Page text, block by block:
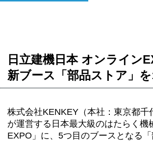
日立建機日本 オンライン
新ブース「部品ストア」を
株式会社KENKEY（本社：東京都
が運営する日本最大級のはたらく
EXPO」に、5つ目のブースとなる